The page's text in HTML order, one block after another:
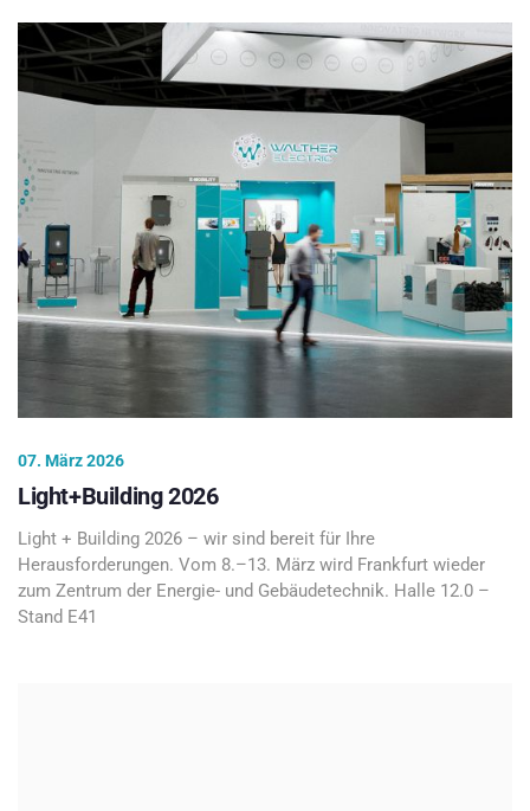
07. März 2026
Light+Building 2026
Light + Building 2026 – wir sind bereit für Ihre
Herausforderungen. Vom 8.–13. März wird Frankfurt wieder
zum Zentrum der Energie- und Gebäudetechnik. Halle 12.0 –
Stand E41